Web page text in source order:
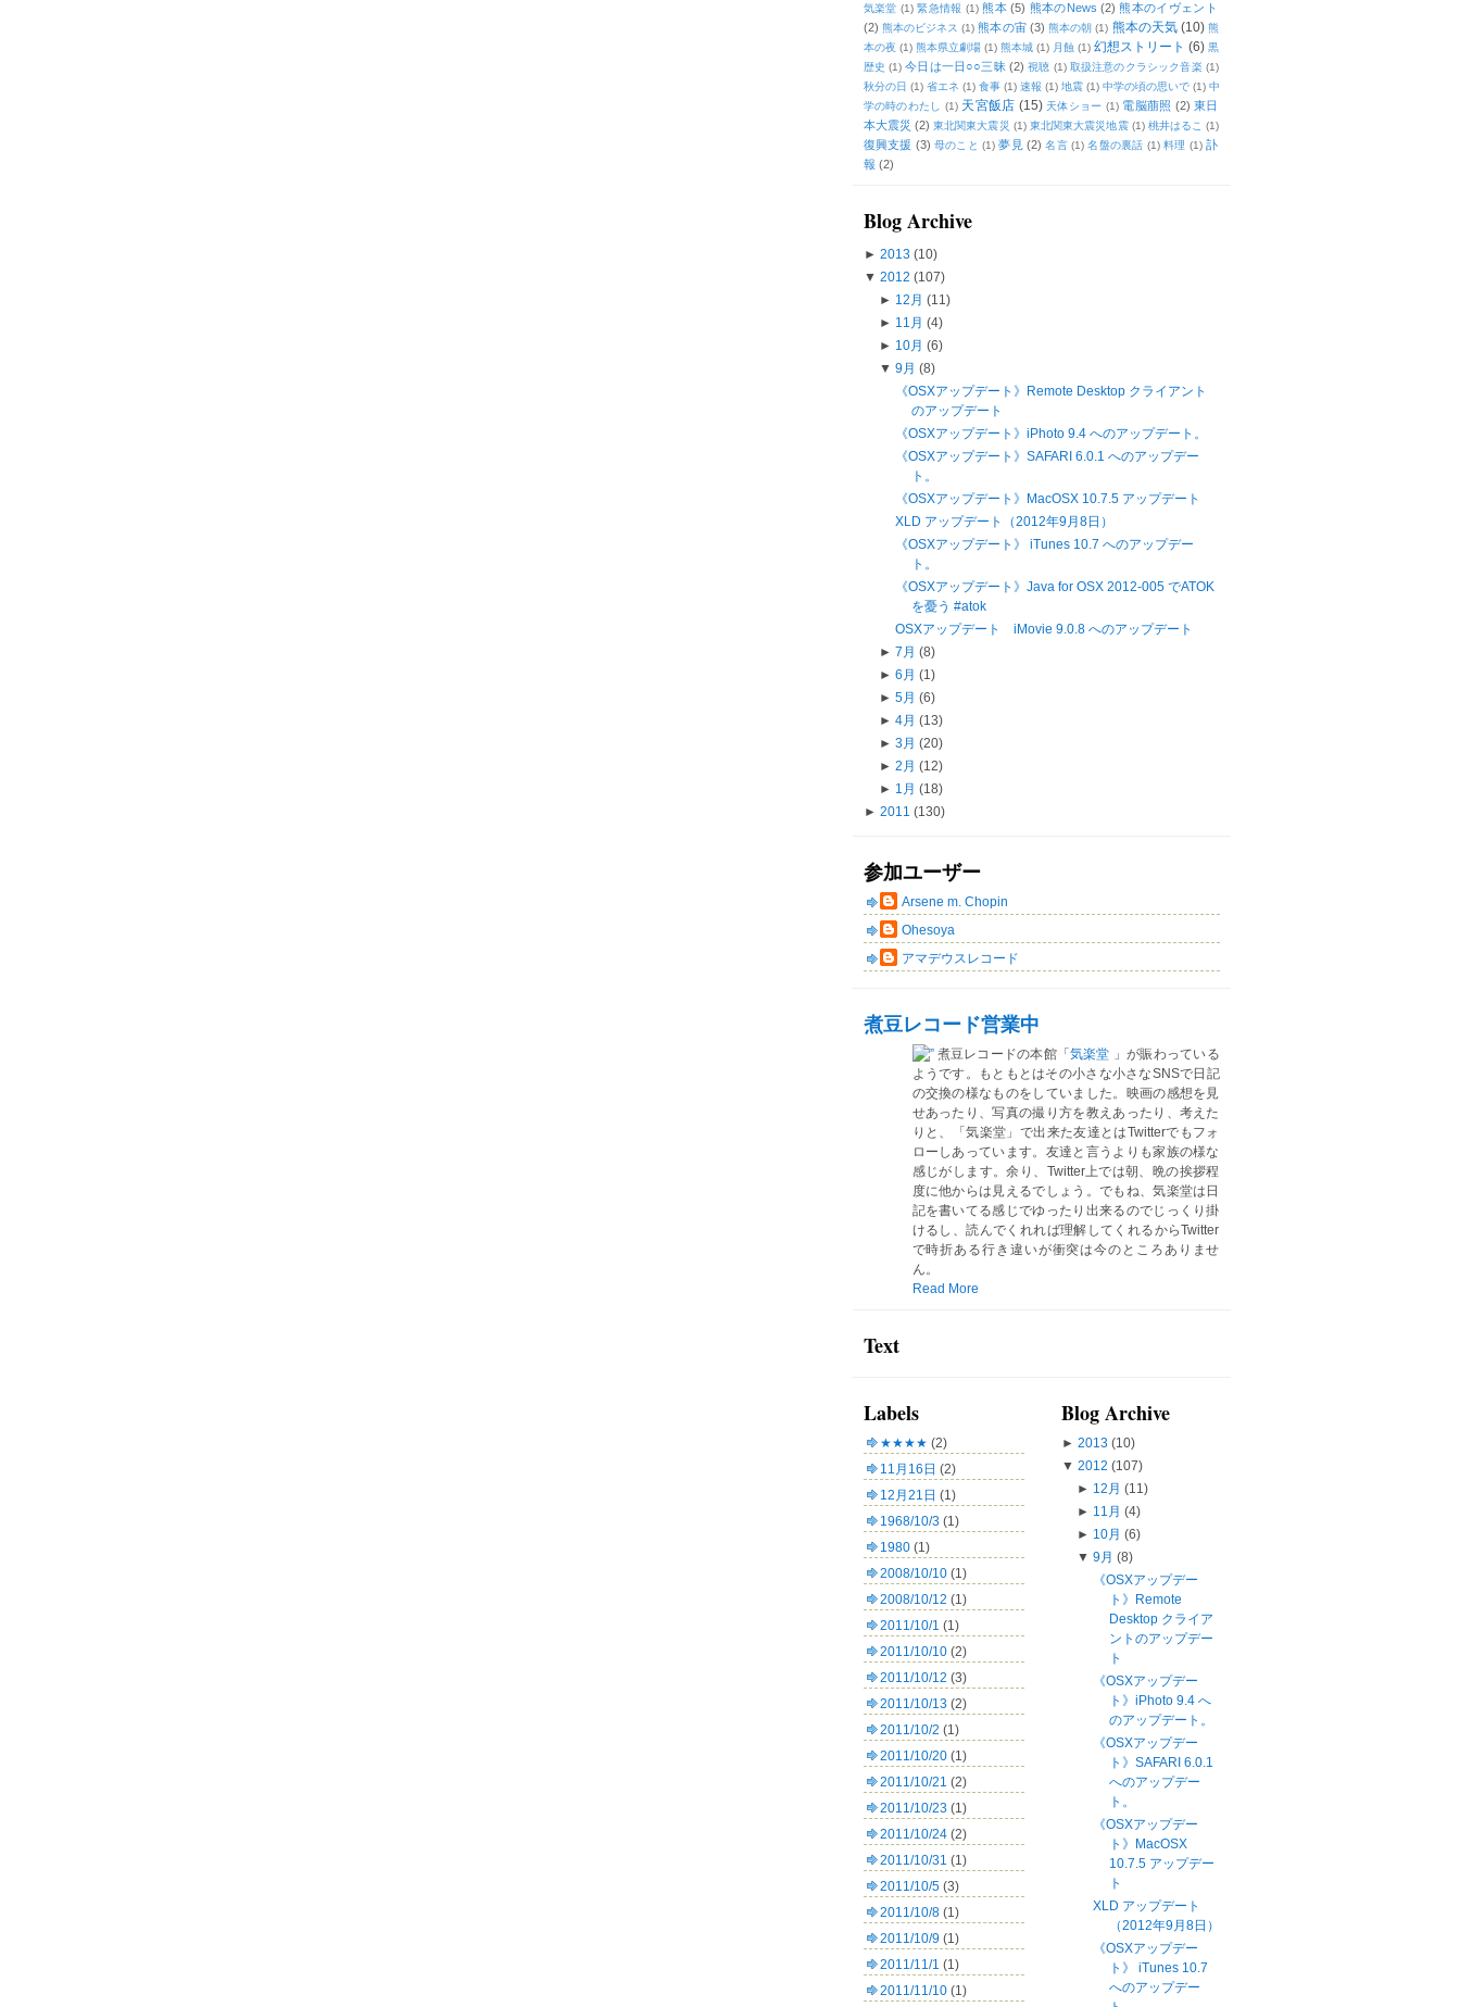
気楽堂 (1) 緊急情報 (1) 熊本 (5) 熊本のNews (2) 熊本のイヴェント
(2) 熊本のビジネス (1) 熊本の宙 (3) 熊本の朝 (1) 熊本の天気 (10) 熊
本の夜 (1) 熊本県立劇場 (1) 熊本城 (1) 月蝕 (1) 幻想ストリート (6) 黒
歴史 (1) 今日は一日○○三昧 (2) 視聴 (1) 取扱注意のクラシック音楽 (1)
秋分の日 (1) 省エネ (1) 食事 (1) 速報 (1) 地震 (1) 中学の頃の思いで (1) 中
学の時のわたし
(1) 天宮飯店 (15) 天体ショー (1) 電脳萠照 (2) 東日
本大震災 (2) 東北関東大震災 (1) 東北関東大震災地震 (1) 桃井はるこ (1)
復興支援 (3) 母のこと (1) 夢見 (2) 名言 (1) 名盤の裏話 (1) 料理 (1) 訃
報 (2)
Blog Archive
► 2013 (10)
▼ 2012 (107)
► 12月 (11)
► 11月 (4)
► 10月 (6)
▼ 9月 (8)
《OSXアップデート》Remote Desktop クライアント
のアップデート
《OSXアップデート》iPhoto 9.4 へのアップデート。
《OSXアップデート》SAFARI 6.0.1 へのアップデー
ト。
《OSXアップデート》MacOSX 10.7.5 アップデート
XLD アップデート（2012年9月8日）
《OSXアップデート》 iTunes 10.7 へのアップデー
ト。
《OSXアップデート》Java for OSX 2012-005 でATOK
を憂う #atok
OSXアップデート iMovie 9.0.8 へのアップデート
► 7月 (8)
► 6月 (1)
► 5月 (6)
► 4月 (13)
► 3月 (20)
► 2月 (12)
► 1月 (18)
► 2011 (130)
参加ユーザー
Arsene m. Chopin
Ohesoya
アマデウスレコード
煮豆レコード営業中
煮豆レコードの本館「 気楽堂 」が賑わっている
ようです。もともとはその小さな小さなSNSで日記
の交換の様なものをしていました。映画の感想を見
せあったり、写真の撮り方を教えあったり、考えた
りと、「気楽堂」で出来た友達とはTwitterでもフォ
ローしあっています。友達と言うよりも家族の様な
感じがします。余り、Twitter上では朝、晩の挨拶程
度に他からは見えるでしょう。でもね、気楽堂は日
記を書いてる感じでゆったり出来るのでじっくり掛
けるし、読んでくれれば理解してくれるからTwitter
で時折ある行き違いが衝突は今のところありませ
ん。
Read More
Text
Labels
★★★★ (2)
11月16日 (2)
12月21日 (1)
1968/10/3 (1)
1980 (1)
2008/10/10 (1)
2008/10/12 (1)
2011/10/1 (1)
2011/10/10 (2)
2011/10/12 (3)
2011/10/13 (2)
2011/10/2 (1)
2011/10/20 (1)
2011/10/21 (2)
2011/10/23 (1)
2011/10/24 (2)
2011/10/31 (1)
2011/10/5 (3)
2011/10/8 (1)
2011/10/9 (1)
2011/11/1 (1)
2011/11/10 (1)
Blog Archive
► 2013 (10)
▼ 2012 (107)
► 12月 (11)
► 11月 (4)
► 10月 (6)
▼ 9月 (8)
《OSXアップデー
ト》Remote
Desktop クライア
ントのアップデー
ト
《OSXアップデー
ト》iPhoto 9.4 へ
のアップデート。
《OSXアップデー
ト》SAFARI 6.0.1
へのアップデー
ト。
《OSXアップデー
ト》MacOSX
10.7.5 アップデー
ト
XLD アップデート
（2012年9月8日）
《OSXアップデー
ト》 iTunes 10.7
へのアップデー